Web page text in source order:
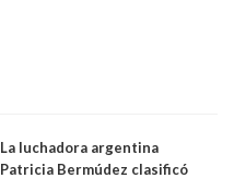
La luchadora argentina
Patricia Bermúdez clasificó